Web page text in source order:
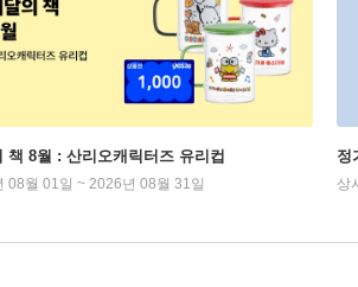
책 8월 : 산리오캐릭터즈 유리컵
08월 01일 ~ 2026년 08월 31일
정
상